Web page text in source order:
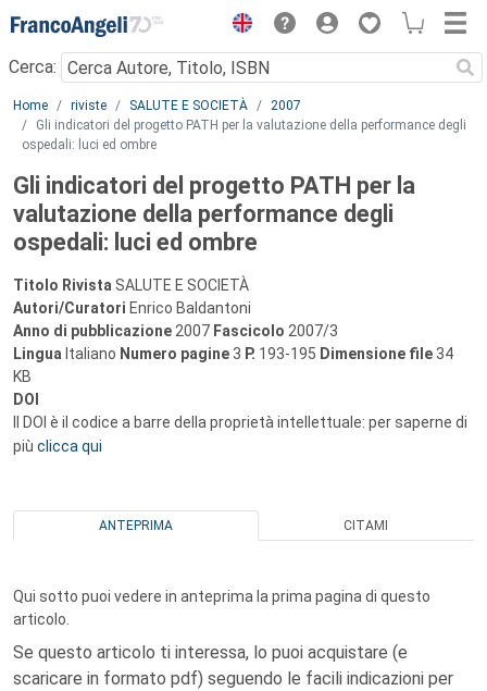
Menu
Cerca:
Main content
Home riviste SALUTE E SOCIETÀ
2007
Gli indicatori del progetto PATH per la valutazione della performance degli
ospedali: luci ed ombre
Gli indicatori del progetto PATH per la
valutazione della performance degli
ospedali: luci ed ombre
Titolo Rivista SALUTE E SOCIETÀ
Autori/Curatori Enrico Baldantoni
Anno di pubblicazione 2007 Fascicolo 2007/3
Lingua Italiano Numero pagine 3 P. 193-195 Dimensione file 34
KB
DOI
Il DOI è il codice a barre della proprietà intellettuale: per saperne di
più clicca qui
ANTEPRIMA CITAMI
Qui sotto puoi vedere in anteprima la prima pagina di questo
articolo.
Se questo articolo ti interessa, lo puoi acquistare (e
scaricare in formato pdf) seguendo le facili indicazioni per